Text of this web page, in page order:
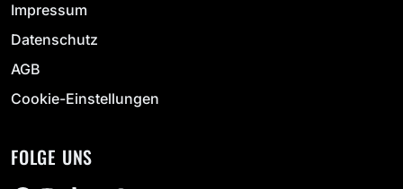
Impressum
Datenschutz
AGB
Cookie-Einstellungen
FOLGE UNS